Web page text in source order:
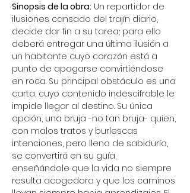
Sinopsis de la obra: Un repartidor de
ilusiones cansado del trajín diario,
decide dar fin a su tarea; para ello
deberá entregar una última ilusión a
un habitante cuyo corazón está a
punto de apagarse convirtiéndose
en roca. Su principal obstáculo es una
carta, cuyo contenido indescifrable le
impide llegar al destino. Su única
opción, una bruja -no tan bruja- quien,
con malos tratos y burlescas
intenciones, pero llena de sabiduría,
se convertirá en su guía,
enseñándole que la vida no siempre
resulta acogedora y que los caminos